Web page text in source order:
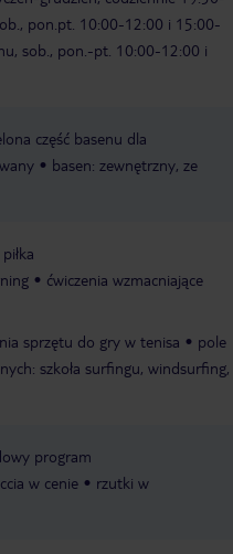
pon.pt. 10:00-12:00 i 15:00-
sob., pon.-pt. 10:00-12:00 i
część basenu dla
basen: zewnętrzny, ze
piłka
ćwiczenia wzmacniające
sprzętu do gry w tenisa
pole
szkoła surfingu, windsurfing,
program
w cenie
rzutki w